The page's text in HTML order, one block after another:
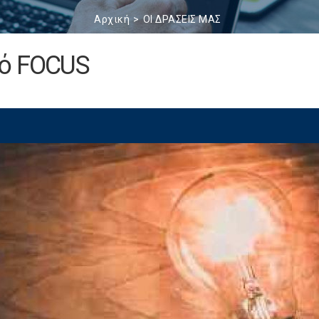
Αρχική ΟΙ ΔΡΑΣΕΙΣ ΜΑΣ
FOCUS